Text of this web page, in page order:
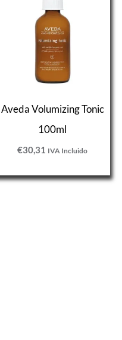
Aveda Volumizing Tonic
100ml
€30,31 IVA Incluido